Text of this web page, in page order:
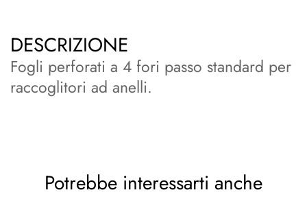
DESCRIZIONE
Fogli perforati a 4 fori passo standard per
raccoglitori ad anelli.
Potrebbe interessarti anche